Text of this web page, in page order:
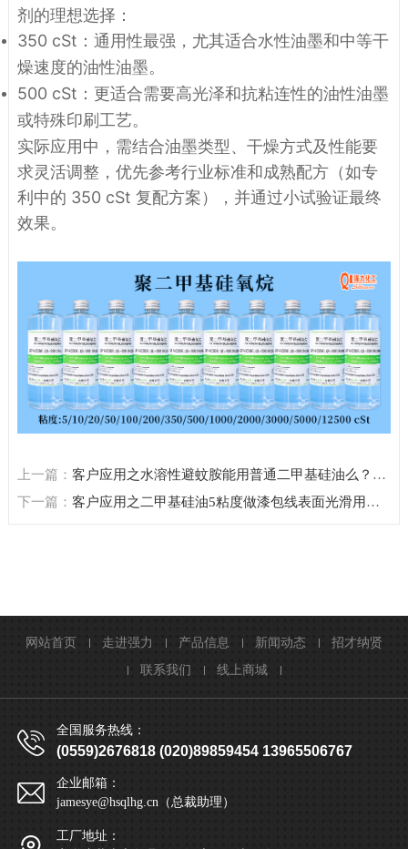
剂的理想选择：
350 cSt ：通用性最强，尤其适合水性油墨和中等干
燥速度的油性油墨。
500 cSt ：更适合需要高光泽和抗粘连性的油性油墨
或特殊印刷工艺。
实际应用中，需结合油墨类型、干燥方式及性能要
求灵活调整，优先参考行业标准和成熟配方（如专
利中的 350 cSt 复配方案），并通过小试验证最终
效果。
上一篇： 客户应用之水溶性避蚊胺能用普通二甲基硅油么？推
荐什么粘度？
下一篇： 客户应用之二甲基硅油5粘度做漆包线表面光滑用，
网站首页 走进强力 产品信息 新闻动态
招才纳贤
联系我们
线上商城
全国服务热线：
(0559)2676818 (020)89859454 13965506767
企业邮箱：
jamesye@hsqlhg.cn（总裁助理）
工厂地址：